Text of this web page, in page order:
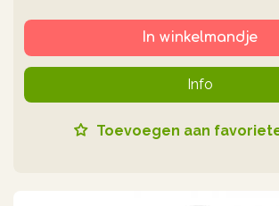
In winkelmandje
Info
Toevoegen aan